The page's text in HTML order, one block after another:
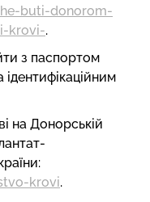
buti-donorom-
krovi-.
з паспортом
ідентифікаційним
на Донорській
krovi.